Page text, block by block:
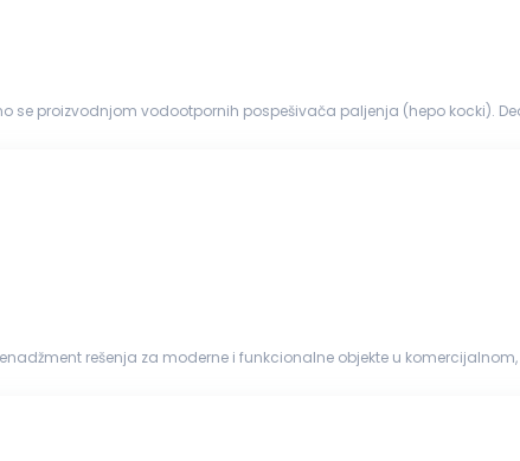
se proizvodnjom vodootpornih pospešivača paljenja (hepo kocki).
rešenja za moderne i funkcionalne objekte u